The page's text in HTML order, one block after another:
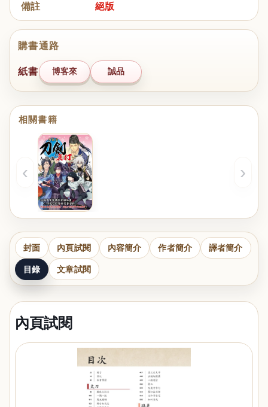
備註
絕版
購書通路
紙書 博客來 誠品
相關書籍
‹ ›
封面 內頁試閱 內容簡介 作者簡介 譯者簡介
目錄 文章試閱
內頁試閱